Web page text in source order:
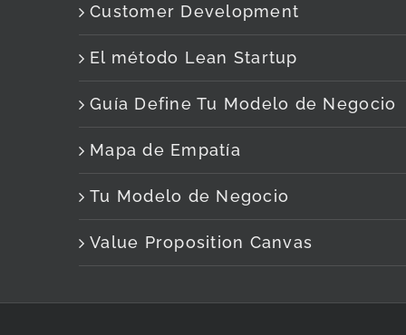
Customer Development
El método Lean Startup
Guía Define Tu Modelo de Negocio
Mapa de Empatía
Tu Modelo de Negocio
Value Proposition Canvas